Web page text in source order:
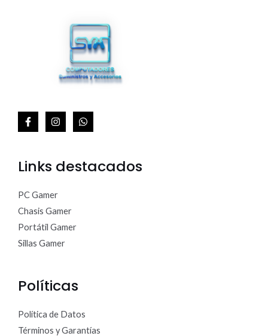
Links destacados
PC Gamer
Chasis Gamer
Portátil Gamer
Sillas Gamer
Políticas
Política de Datos
Términos y Garantías